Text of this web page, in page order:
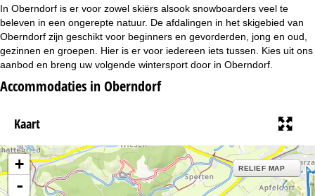
r
t
p
a
g
i
In Oberndorf is er voor zowel skiërs alsook snowboarders veel te
beleven in een ongerepte natuur. De afdalingen in het skigebied van
Oberndorf zijn geschikt voor beginners en gevorderden, jong en oud,
gezinnen en groepen. Hier is er voor iedereen iets tussen. Kies uit ons
aanbod en breng uw volgende wintersport door in Oberndorf.
Accommodaties in Oberndorf
Kaart
+
-
RELIEF MAP